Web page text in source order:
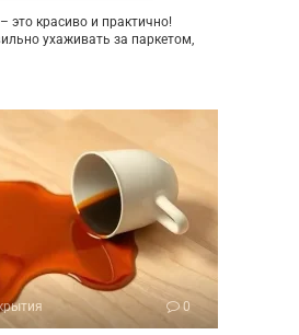
это красиво и практично!
ухаживать за паркетом,
0